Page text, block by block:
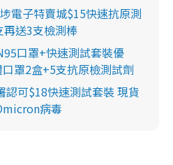
電子特賣城$15快速抗原測
送3支檢測棒
口罩+快速測試套裝優
罩2盒+5支抗原檢測試劑
認可$18快速測試套裝 現貨
病毒